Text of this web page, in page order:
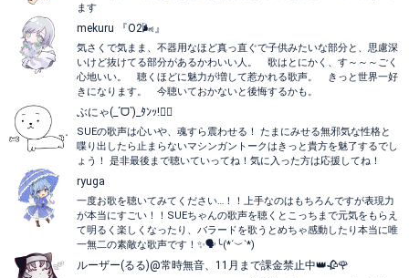
ます
mekuru 『O2🌬』
気さくで気まま、不器用なほど真っ直ぐで子供みたいな部分と、思慮深
いけど抜けてる部分があるかわいい人。 歌はとにかく、す～～～ごく
心地いい。 聴くほどに魅力が増して惹かれる歌声。 きっと世界一好
きになります。 今聴いておかないと後悔するかも。
ぶにゃ(_ˊᗜˋ)_ﾀﾝｯ!🫪🩷
SUEの歌声は心いや、魂すら震わせる！ たまにみせる無邪気な性格と
喋り出したら止まらないマシンガントークはきっと貴方を魅了するでし
ょう！ 是非最後まで聴いていってね！気に入った方は応援してね！
ryuga
一度お歌を聴いてみてください…！！上手なのはもちろんですが表現力
が本当にすごい！！SUEちゃんの歌声を聴くとこっちまで元気をもらえ
て明るく楽しくなったり、バラードを歌うとめちゃ感動したり本当に唯
一無二の素敵な歌声です！✨🗣╰(*´︶`*)
ルーザー(るる)@常時無音、11月まで課金禁止中👑🥀🌹